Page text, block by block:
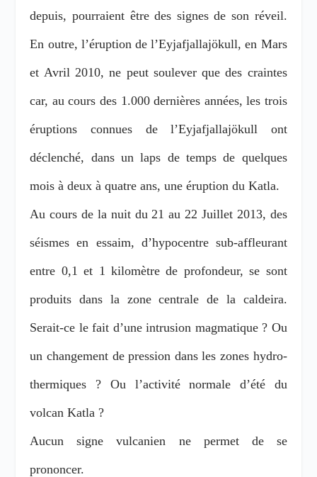
depuis, pourraient être des signes de son réveil.
En outre, l’éruption del’Eyjafjallajökull, en Mars
et Avril 2010, ne peut soulever que des craintes
car, au cours des 1.000 dernières années, les trois
éruptions connues de l’Eyjafjallajökull ont
déclenché, dans un laps de temps de quelques
mois à deux à quatre ans, une éruption du Katla.
Au cours de la nuit du 21 au 22 Juillet 2013, des
séismes en essaim, d’hypocentre sub-affleurant
entre 0,1 et 1 kilomètre de profondeur, se sont
produits dans la zone centrale de la caldeira.
Serait-ce le fait d’une intrusion magmatique ? Ou
un changement de pression dans les zones hydro-
thermiques ? Ou l’activité normale d’été du
volcan Katla ?
Aucun signe vulcanien ne permet de se
prononcer.